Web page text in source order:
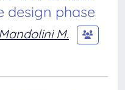
design phase
Mandolini M.